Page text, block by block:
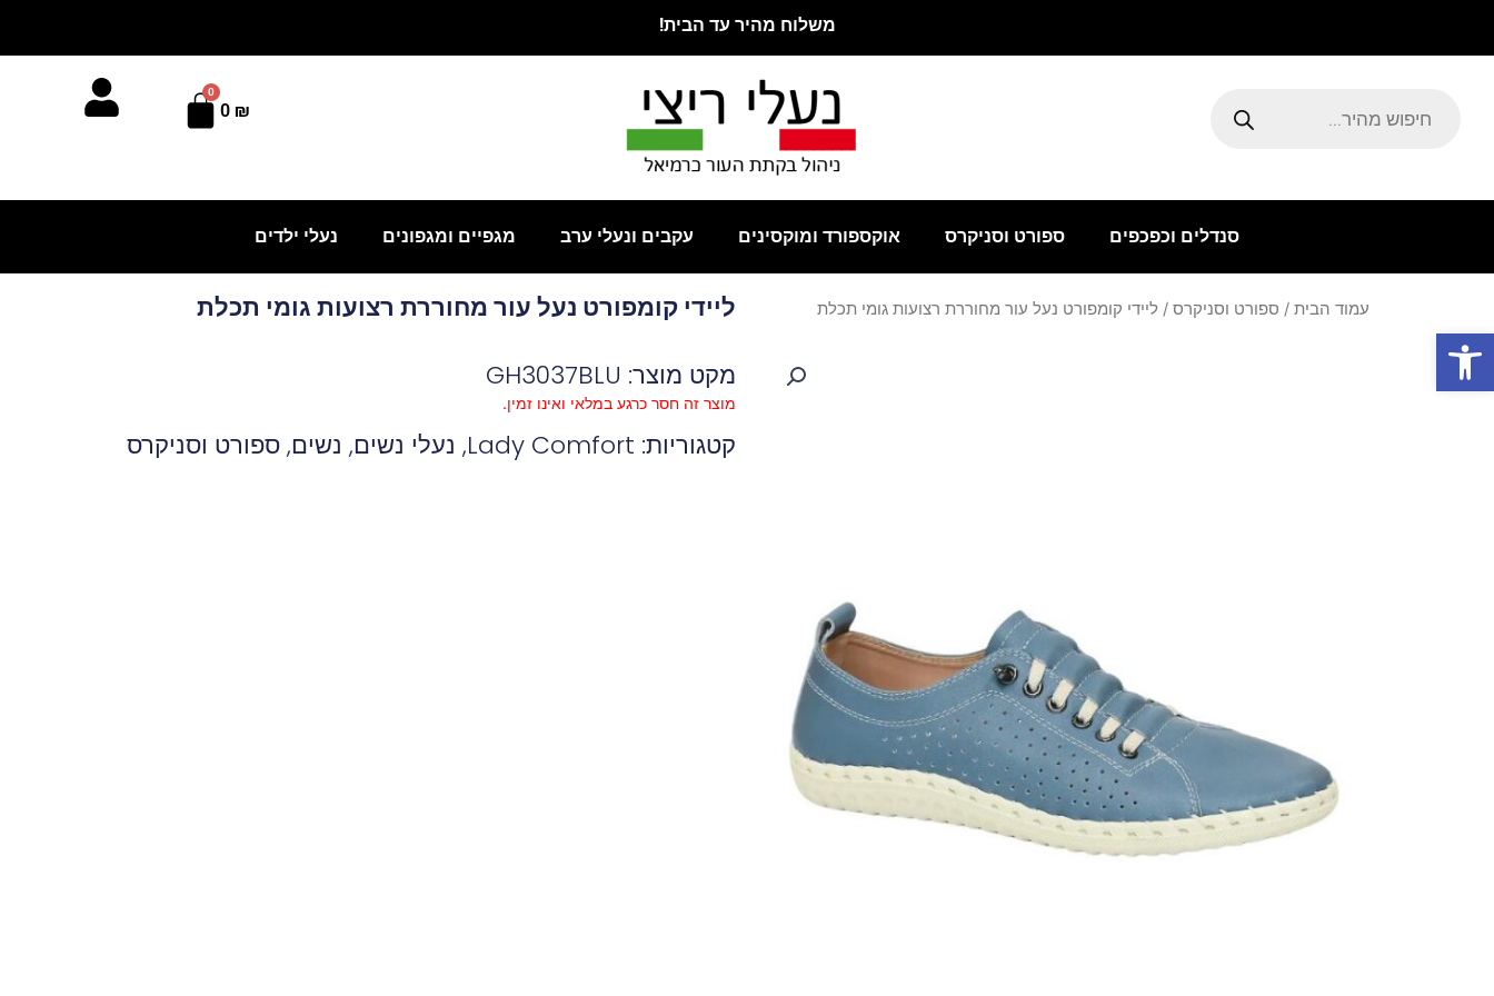
פתח סרגל נגישות
משלוח מהיר עד הבית!
0 ₪
0
עגלת
סנדלים וכפכפים ספורט וסניקרס אוקספורד ומוקסינים עקבים ונעלי ערב מגפיים ומגפונים נעלי ילדים
עמוד הבית / ספורט וסניקרס / ליידי קומפורט נעל עור מחוררת רצועות גומי תכלת
ליידי קומפורט נעל עור מחוררת רצועות גומי תכלת
מקט מוצר: GH3037BLU
מוצר זה חסר כרגע במלאי ואינו זמין.
קטגוריות: Lady Comfort
, נעלי נשים, נשים,ספורט וסניקרס